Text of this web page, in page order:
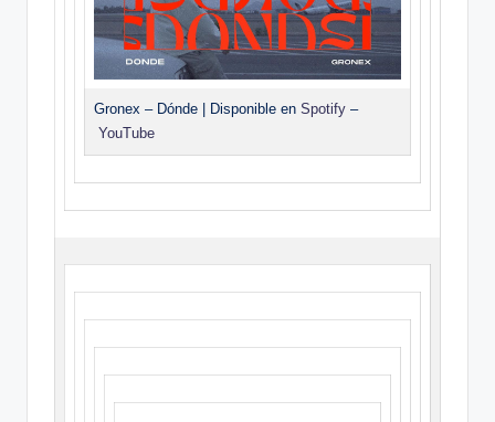
Gronex – Dónde | Disponible en Spotify –
YouTube